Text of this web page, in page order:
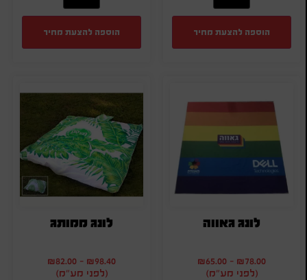
הוספה להצעת מחיר הוספה להצעת מחיר
לונג גאווה
₪78.00
-
₪65.00
(לפני מע"מ)
לונג ממותג
₪98.40
-
₪82.00
(לפני מע"מ)